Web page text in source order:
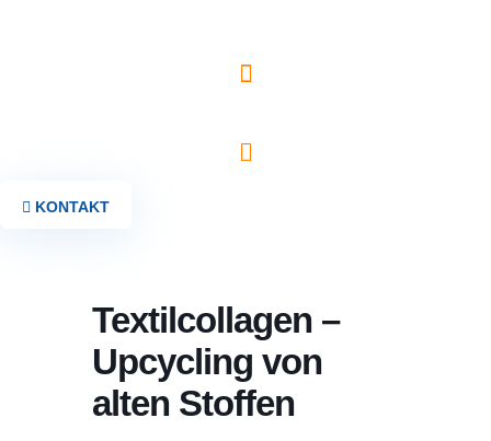
KONTAKT
Textilcollagen –
Upcycling von
alten Stoffen